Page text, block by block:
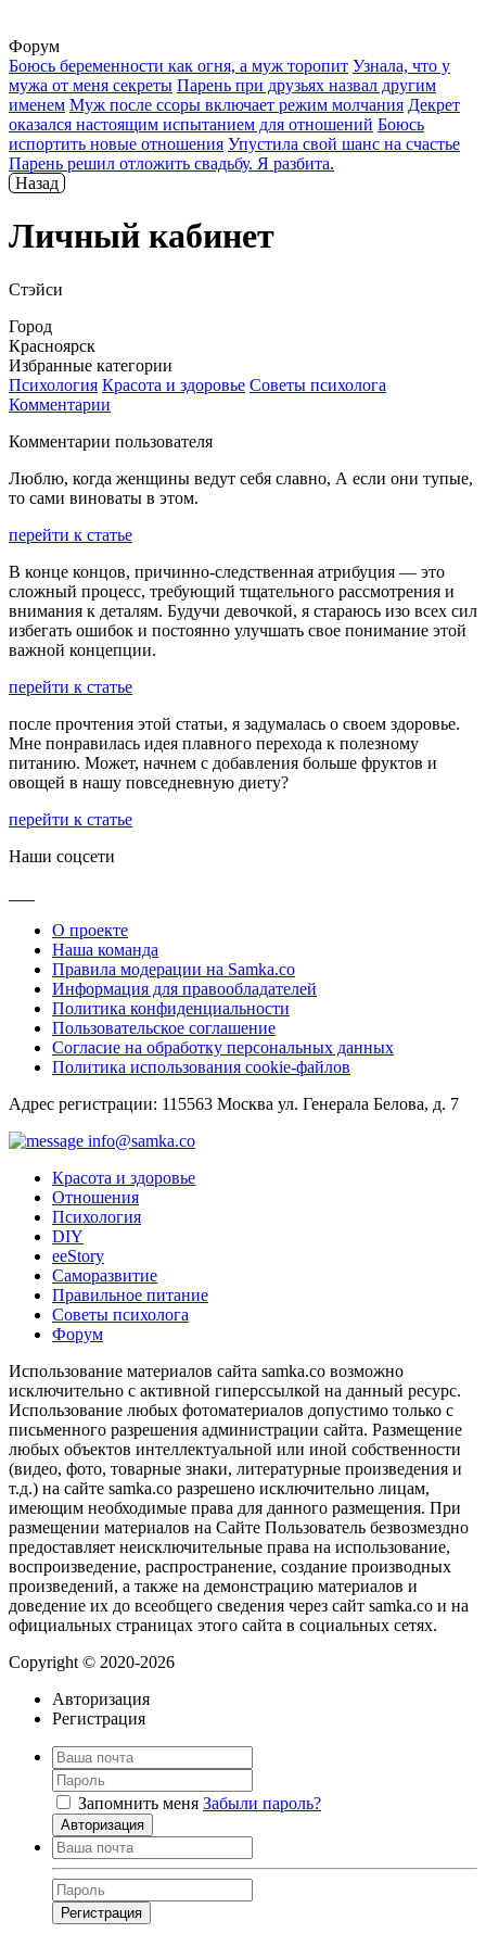
Форум
Боюсь беременности как огня, а муж торопит Узнала, что у
мужа от меня секреты Парень при друзьях назвал другим
именем Муж после ссоры включает режим молчания Декрет
оказался настоящим испытанием для отношений Боюсь
испортить новые отношения Упустила свой шанс на счастье
Парень решил отложить свадьбу. Я разбита.
Назад
Личный кабинет
Стэйси
Город
Красноярск
Избранные категории
Психология Красота и здоровье Советы психолога
Комментарии
Комментарии пользователя
Люблю, когда женщины ведут себя славно, А если они тупые,
то сами виноваты в этом.
перейти к статье
В конце концов, причинно-следственная атрибуция — это
сложный процесс, требующий тщательного рассмотрения и
внимания к деталям. Будучи девочкой, я стараюсь изо всех сил
избегать ошибок и постоянно улучшать свое понимание этой
важной концепции.
перейти к статье
после прочтения этой статьи, я задумалась о своем здоровье.
Мне понравилась идея плавного перехода к полезному
питанию. Может, начнем с добавления больше фруктов и
овощей в нашу повседневную диету?
перейти к статье
Наши соцсети
О проекте
Наша команда
Правила модерации на Samka.co
Информация для правообладателей
Политика конфиденциальности
Пользовательское соглашение
Согласие на обработку персональных данных
Политика использования cookie-файлов
Адрес регистрации: 115563 Москва ул. Генерала Белова, д. 7
info@samka.co
Красота и здоровье
Отношения
Психология
DIY
ееStory
Саморазвитие
Правильное питание
Советы психолога
Форум
Использование материалов сайта samka.co возможно
исключительно с активной гиперссылкой на данный ресурс.
Использование любых фотоматериалов допустимо только с
письменного разрешения администрации сайта. Размещение
любых объектов интеллектуальной или иной собственности
(видео, фото, товарные знаки, литературные произведения и
т.д.) на сайте samka.co разрешено исключительно лицам,
имеющим необходимые права для данного размещения. При
размещении материалов на Сайте Пользователь безвозмездно
предоставляет неисключительные права на использование,
воспроизведение, распространение, создание производных
произведений, а также на демонстрацию материалов и
доведение их до всеобщего сведения через сайт samka.co и на
официальных страницах этого сайта в социальных сетях.
Copyright © 2020-2026
Авторизация
Регистрация
Запомнить меня Забыли пароль?
Авторизация
Регистрация